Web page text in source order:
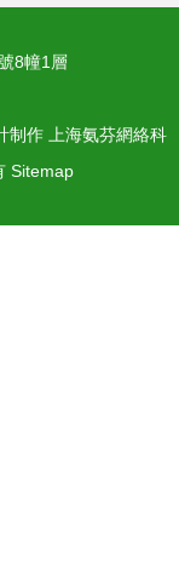
8幢1層
制作
上海氨芬網絡科
Sitemap